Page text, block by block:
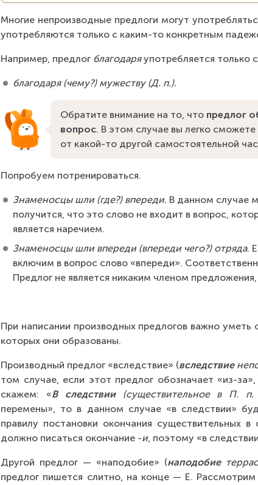
Многие непроизводные предлоги могут
употребляются только с каким-то конкретным
Например, предлог благодаря употребляется только
благодаря (чему?) мужеству (Д. п.).
Обратите внимание на то, что предлог
вопрос. В этом случае вы легко
от какой-то другой самостоятельной
Попробуем потренироваться.
Знаменосцы шли (где?) впереди. В данном случае
получится, что это слово не входит в вопрос,
является наречием.
Знаменосцы шли впереди (впереди чего?) отряда.
включим в вопрос слово «впереди».
Предлог не является никаким членом
При написании производных предлогов важно уметь
которых они образованы.
Производный предлог «вследствие» (вследствие
том случае, если этот предлог обозначает «из-
скажем: «В следствии (существительное в П. п.
перемены», то в данном случае «в следствии»
правилу постановки окончания существительных
должно писаться окончание -и, поэтому «в
Другой предлог — «наподобие» (наподобие
предлог пишется слитно, на конце — Е.